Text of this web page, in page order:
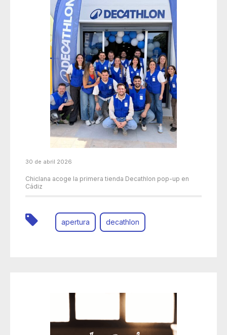
30 de abril 2026
Chiclana acoge la primera tienda Decathlon pop-up en
Cádiz
apertura decathlon